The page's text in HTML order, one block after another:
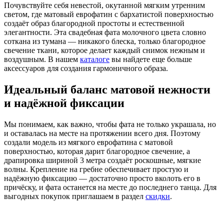
Почувствуйте себя невестой, окутанной мягким утренним
светом, где матовый еврофатин с бархатистой поверхностью
создаёт образ благородной простоты и естественной
элегантности. Эта свадебная фата молочного цвета словно
соткана из тумана — никакого блеска, только благородное
свечение ткани, которое делает каждый снимок нежным и
воздушным. В нашем каталоге вы найдете еще больше
аксессуаров для создания гармоничного образа.
Идеальный баланс матовой нежности
и надёжной фиксации
Мы понимаем, как важно, чтобы фата не только украшала, но
и оставалась на месте на протяжении всего дня. Поэтому
создали модель из мягкого еврофатина с матовой
поверхностью, которая дарит благородное свечение, а
драпировка шириной 3 метра создаёт роскошные, мягкие
волны. Крепление на гребне обеспечивает простую и
надёжную фиксацию — достаточно просто вколоть его в
причёску, и фата останется на месте до последнего танца. Для
выгодных покупок приглашаем в раздел скидки.